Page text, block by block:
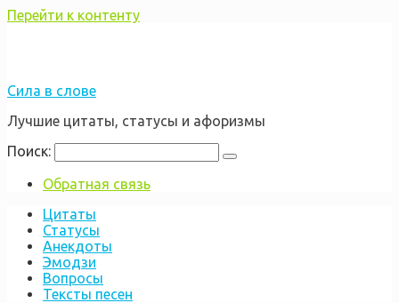
Перейти к контенту
Сила в слове
Лучшие цитаты, статусы и афоризмы
Поиск:
Обратная связь
Цитаты
Статусы
Анекдоты
Эмодзи
Вопросы
Тексты песен